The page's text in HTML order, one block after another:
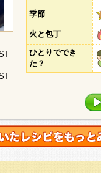
季節
火と包丁
ひとりででき
た？